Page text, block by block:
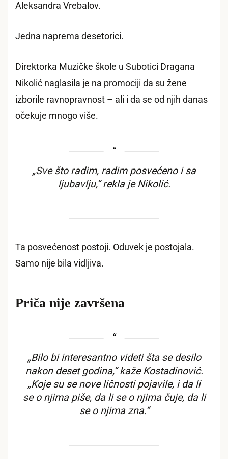
Aleksandra Vrebalov.
Jedna naprema desetorici.
Direktorka Muzičke škole u Subotici Dragana
Nikolić naglasila je na promociji da su žene
izborile ravnopravnost – ali i da se od njih danas
očekuje mnogo više.
„Sve što radim, radim posvećeno i sa
ljubavlju,“ rekla je Nikolić.
Ta posvećenost postoji. Oduvek je postojala.
Samo nije bila vidljiva.
Priča nije završena
„Bilo bi interesantno videti šta se desilo
nakon deset godina,“ kaže Kostadinović.
„Koje su se nove ličnosti pojavile, i da li
se o njima piše, da li se o njima čuje, da li
se o njima zna.“